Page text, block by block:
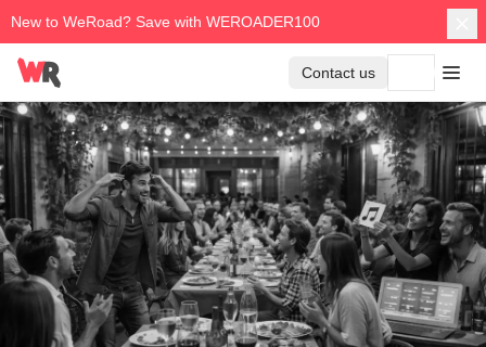
New to WeRoad? Save with WEROADER100
Contact us